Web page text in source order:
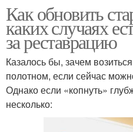
Как обновить
каких случаях
за реставрацию
Казалось бы, зачем
полотном, если сейчас
Однако если «копнуть»
несколько: